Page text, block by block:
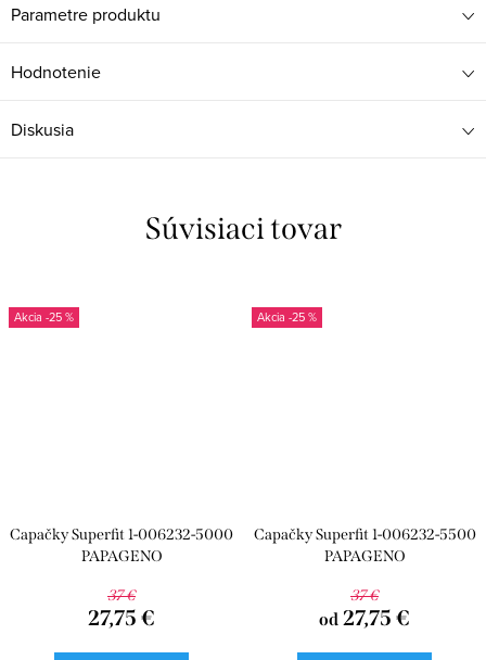
Parametre produktu
Hodnotenie
Diskusia
Súvisiaci tovar
-25 %
Capačky Superfit 1-006232-5000
PAPAGENO
37 €
27,75 €
-25 %
Capačky Superfit 1-006232-5500
PAPAGENO
37 €
od 27,75 €